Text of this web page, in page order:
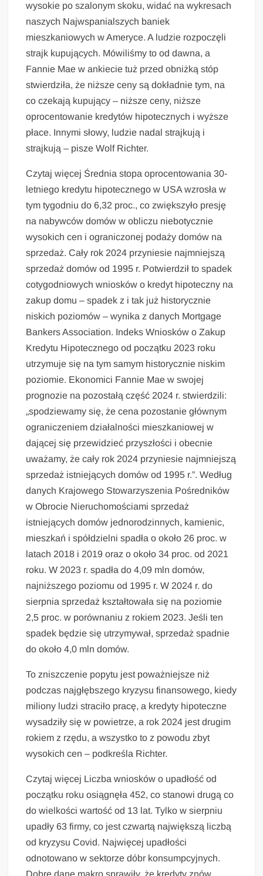
wysokie po szalonym skoku, widać na wykresach
naszych Najwspanialszych baniek
mieszkaniowych w Ameryce. A ludzie rozpoczęli
strajk kupujących. Mówiliśmy to od dawna, a
Fannie Mae w ankiecie tuż przed obniżką stóp
stwierdziła, że niższe ceny są dokładnie tym, na
co czekają kupujący – niższe ceny, niższe
oprocentowanie kredytów hipotecznych i wyższe
płace. Innymi słowy, ludzie nadal strajkują i
strajkują – pisze Wolf Richter.
Czytaj więcej Średnia stopa oprocentowania 30-
letniego kredytu hipotecznego w USA wzrosła w
tym tygodniu do 6,32 proc., co zwiększyło presję
na nabywców domów w obliczu niebotycznie
wysokich cen i ograniczonej podaży domów na
sprzedaż. Cały rok 2024 przyniesie najmniejszą
sprzedaż domów od 1995 r. Potwierdził to spadek
cotygodniowych wniosków o kredyt hipoteczny na
zakup domu – spadek z i tak już historycznie
niskich poziomów – wynika z danych Mortgage
Bankers Association. Indeks Wniosków o Zakup
Kredytu Hipotecznego od początku 2023 roku
utrzymuje się na tym samym historycznie niskim
poziomie. Ekonomici Fannie Mae w swojej
prognozie na pozostałą część 2024 r. stwierdzili:
„spodziewamy się, że cena pozostanie głównym
ograniczeniem działalności mieszkaniowej w
dającej się przewidzieć przyszłości i obecnie
uważamy, że cały rok 2024 przyniesie najmniejszą
sprzedaż istniejących domów od 1995 r.”. Według
danych Krajowego Stowarzyszenia Pośredników
w Obrocie Nieruchomościami sprzedaż
istniejących domów jednorodzinnych, kamienic,
mieszkań i spółdzielni spadła o około 26 proc. w
latach 2018 i 2019 oraz o około 34 proc. od 2021
roku. W 2023 r. spadła do 4,09 mln domów,
najniższego poziomu od 1995 r. W 2024 r. do
sierpnia sprzedaż kształtowała się na poziomie
2,5 proc. w porównaniu z rokiem 2023. Jeśli ten
spadek będzie się utrzymywał, sprzedaż spadnie
do około 4,0 mln domów.
To zniszczenie popytu jest poważniejsze niż
podczas najgłębszego kryzysu finansowego, kiedy
miliony ludzi straciło pracę, a kredyty hipoteczne
wysadziły się w powietrze, a rok 2024 jest drugim
rokiem z rzędu, a wszystko to z powodu zbyt
wysokich cen – podkreśla Richter.
Czytaj więcej Liczba wniosków o upadłość od
początku roku osiągnęła 452, co stanowi drugą co
do wielkości wartość od 13 lat. Tylko w sierpniu
upadły 63 firmy, co jest czwartą największą liczbą
od kryzysu Covid. Najwięcej upadłości
odnotowano w sektorze dóbr konsumpcyjnych.
Dobre dane makro sprawiły, że kredyty znów